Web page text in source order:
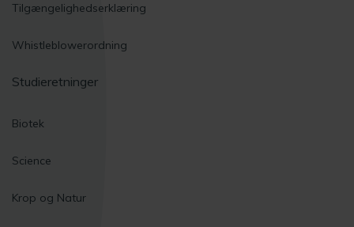
Tilgængelighedserklæring
Whistleblowerordning
Studieretninger
Biotek
Science
Krop og Natur